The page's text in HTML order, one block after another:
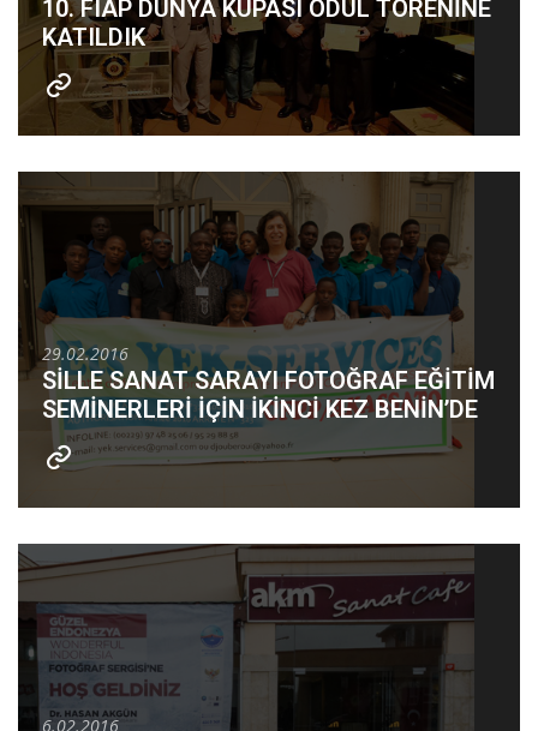
10. FIAP DÜNYA KUPASI ÖDÜL TÖRENİNE
KATILDIK
29.02.2016
SİLLE SANAT SARAYI FOTOĞRAF EĞİTİM
SEMİNERLERİ İÇİN İKİNCİ KEZ BENİN’DE
6.02.2016